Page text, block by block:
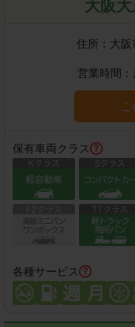
大阪
住所： 大阪
営業時間：
保有車両クラス
各種サービス